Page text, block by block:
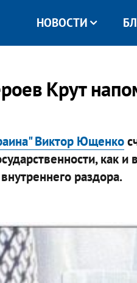
НОВОСТИ
Крут
Виктор Ющенко
как и
раздора.